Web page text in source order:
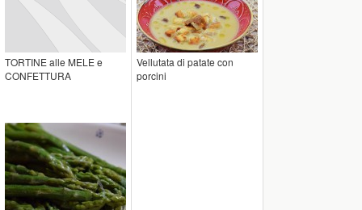
TORTINE alle MELE e
CONFETTURA
Vellutata di patate con
porcini